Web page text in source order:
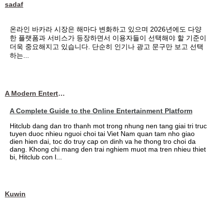
sadaf
온라인 바카라 시장은 해마다 변화하고 있으며 2026년에도 다양
한 플랫폼과 서비스가 등장하면서 이용자들이 선택해야 할 기준이
더욱 중요해지고 있습니다. 단순히 인기나 광고 문구만 보고 선택
하는...
A Modern Entertainment Platform Bringing
A Complete Guide to the Online Entertainment Platform
Hitclub dang dan tro thanh mot trong nhung nen tang giai tri truc
tuyen duoc nhieu nguoi choi tai Viet Nam quan tam nho giao
dien hien dai, toc do truy cap on dinh va he thong tro choi da
dang. Khong chi mang den trai nghiem muot ma tren nhieu thiet
bi, Hitclub con l...
Kuwin